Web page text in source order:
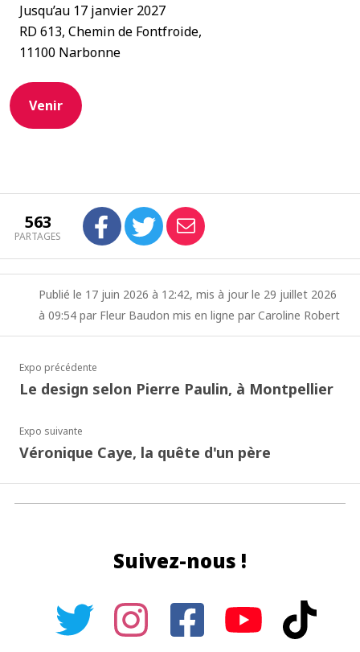
Jusqu’au 17 janvier 2027
RD 613, Chemin de Fontfroide,
11100 Narbonne
Venir
563
PARTAGES
Publié le 17 juin 2026 à 12:42, mis à jour le 29 juillet 2026
à 09:54 par Fleur Baudon mis en ligne par Caroline Robert
Expo précédente
Le design selon Pierre Paulin, à Montpellier
Expo suivante
Véronique Caye, la quête d'un père
Suivez-nous !